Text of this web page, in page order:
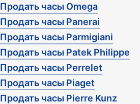
Продать часы Omega
Продать часы Panerai
Продать часы Parmigiani
Продать часы Patek Philippe
Продать часы Perrelet
Продать часы Piaget
Продать часы Pierre Kunz